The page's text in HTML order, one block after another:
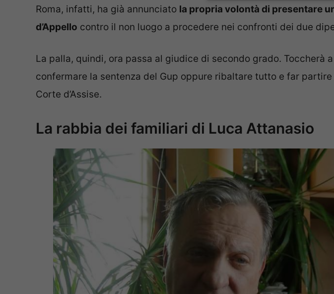
Roma, infatti, ha già annunciato la propria volontà di presentare
d’Appello contro il non luogo a procedere nei confronti dei due
La palla, quindi, ora passa al giudice di secondo grado. Toccherà
confermare la sentenza del Gup oppure ribaltare tutto e far
Corte d’Assise.
La rabbia dei familiari di Luca Attanasio